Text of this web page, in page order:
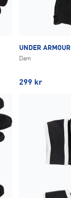
UNDER ARMOUR
Dam
299 kr